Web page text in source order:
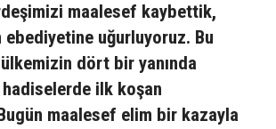
maalesef kaybettik,
ebediyetine uğurluyoruz. Bu
ülkemizin dört bir yanında
ilk koşan
maalesef elim bir kazayla